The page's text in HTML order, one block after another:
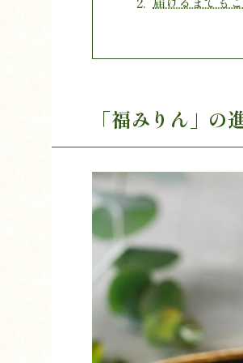
「福みりん」の